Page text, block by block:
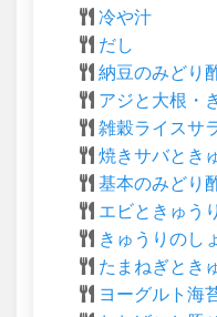
冷や汁
だし
納豆のみどり
アジと大根・
雑穀ライスサ
焼きサバとき
基本のみどり
エビときゅう
きゅうりのし
たまねぎとき
ヨーグルト海